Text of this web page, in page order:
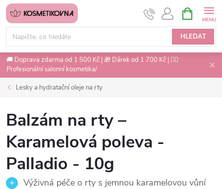
Přejít
obsah
HLEDAT
NÁKUPNÍ
KOŠÍK
🚚 Doprava zdarma od 1 500 Kč | 🎁 Dárek od 1 700 Kč | 💇‍♀️
Profesionální salonní kosmetika/
Lesky a hydratační oleje na rty
Balzám na rty –
Karamelová poleva -
Palladio - 10g
Výživná péče o rty s jemnou karamelovou vůní